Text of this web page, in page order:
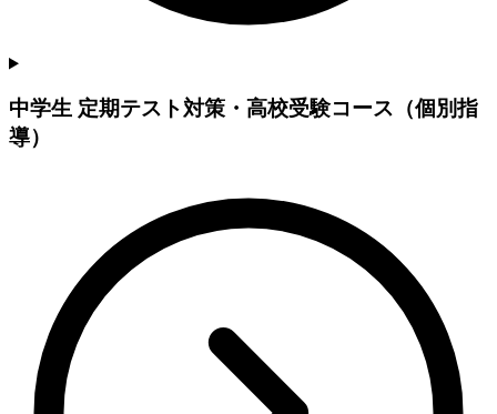
中学生 定期テスト対策・高校受験コース（個別指
導）